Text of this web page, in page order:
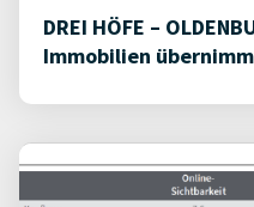
DREI HÖFE –
Immobilien